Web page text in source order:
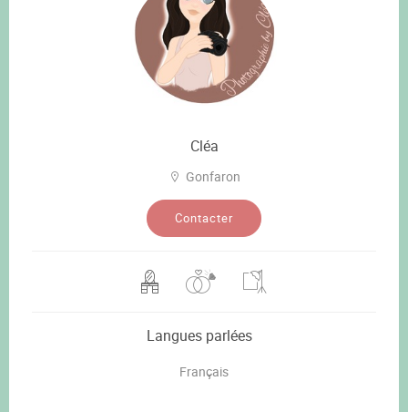
Cléa
Gonfaron
Contacter
Langues parlées
Français